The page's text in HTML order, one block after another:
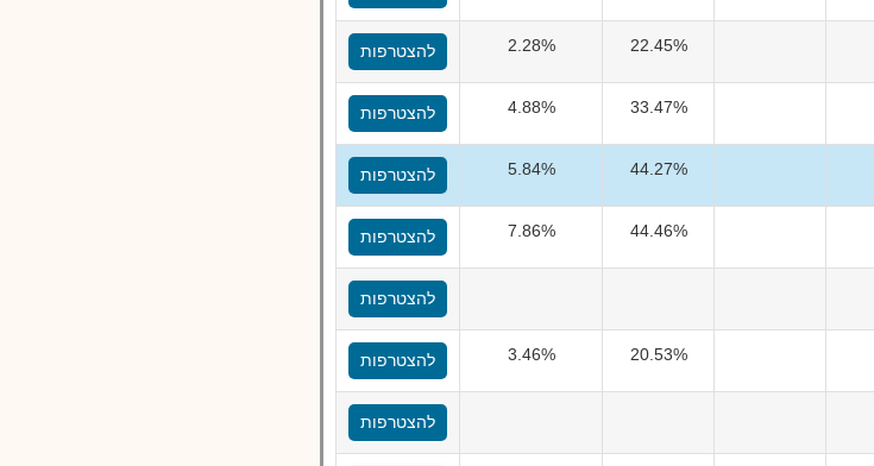
22.45%
2.28% להצטרפות
33.47%
4.88% להצטרפות
44.27%
5.84% להצטרפות
44.46%
7.86% להצטרפות
להצטרפות
20.53%
3.46% להצטרפות
להצטרפות